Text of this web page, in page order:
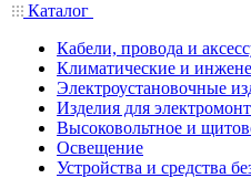
Каталог
Кабели, провода и
Климатические и
Электроустановочные
Изделия для
Высоковольтное и
Освещение
Устройства и средства